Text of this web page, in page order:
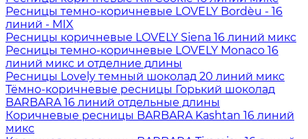
Ресницы темно-коричневые LOVELY Bordèu - 16
линий - MIX
Ресницы коричневые LOVELY Siena 16 линий микс
Ресницы темно-коричневые LOVELY Monaco 16
линий микс и отделние длины
Ресницы Lovely темный шоколад 20 линий микс
Тёмно-коричневые ресницы Горький шоколад
BARBARA 16 линий отдельные длины
Коричневые ресницы BARBARA Kashtan 16 линий
микс